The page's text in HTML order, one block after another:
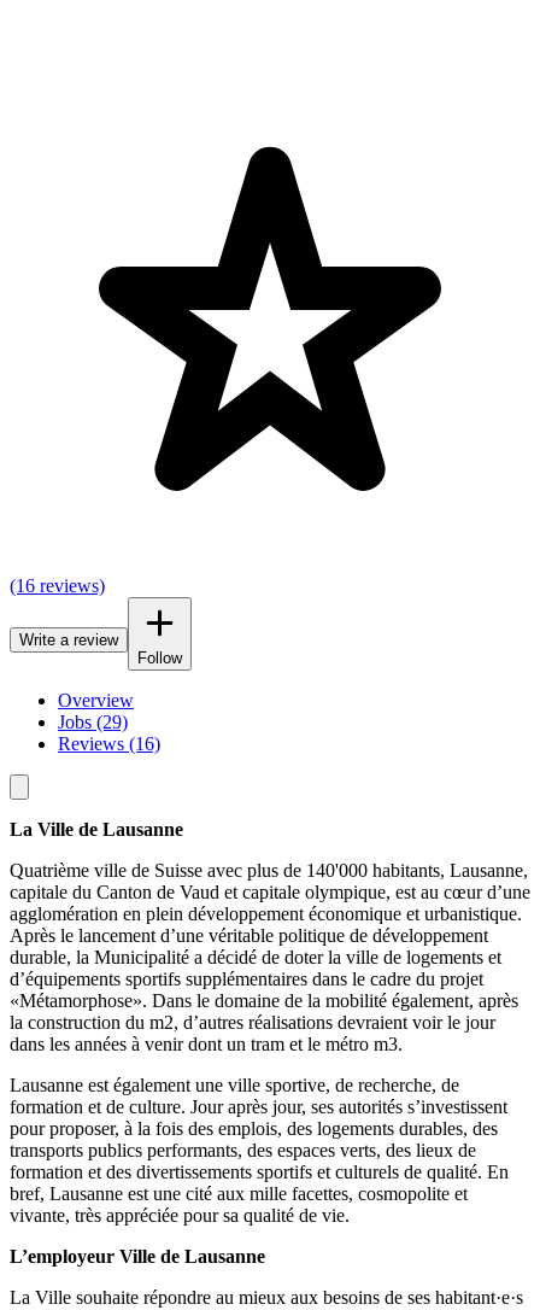
(16 reviews)
Write a review
Follow
Overview
Jobs (29)
Reviews (16)
La Ville de Lausanne
Quatrième ville de Suisse avec plus de 140'000 habitants, Lausanne,
capitale du Canton de Vaud et capitale olympique, est au cœur d’une
agglomération en plein développement économique et urbanistique.
Après le lancement d’une véritable politique de développement
durable, la Municipalité a décidé de doter la ville de logements et
d’équipements sportifs supplémentaires dans le cadre du projet
«Métamorphose». Dans le domaine de la mobilité également, après
la construction du m2, d’autres réalisations devraient voir le jour
dans les années à venir dont un tram et le métro m3.
Lausanne est également une ville sportive, de recherche, de
formation et de culture. Jour après jour, ses autorités s’investissent
pour proposer, à la fois des emplois, des logements durables, des
transports publics performants, des espaces verts, des lieux de
formation et des divertissements sportifs et culturels de qualité. En
bref, Lausanne est une cité aux mille facettes, cosmopolite et
vivante, très appréciée pour sa qualité de vie.
L’employeur Ville de Lausanne
La Ville souhaite répondre au mieux aux besoins de ses habitant·e·s